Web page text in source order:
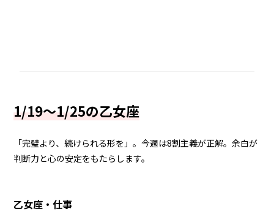
1/19～1/25の乙女座
「完璧より、続けられる形を」。今週は8割主義が正解。余白が
判断力と心の安定をもたらします。
乙女座・仕事